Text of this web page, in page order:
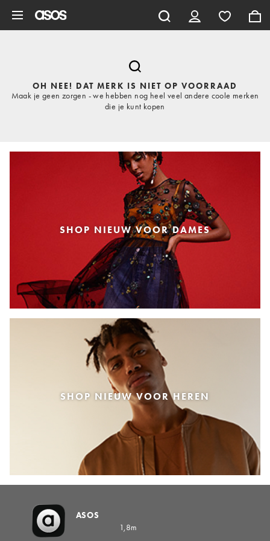
OH NEE! DAT MERK IS NIET OP VOORRAAD
Maak je geen zorgen - we hebben nog heel veel andere coole merken
die je kunt kopen
SHOP NIEUW VOOR DAMES
SHOP NIEUW VOOR HEREN
ASOS
1,8m